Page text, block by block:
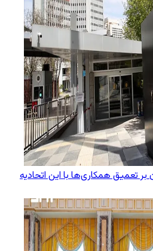
تعمیق همکاری‌ها با این اتحادیه